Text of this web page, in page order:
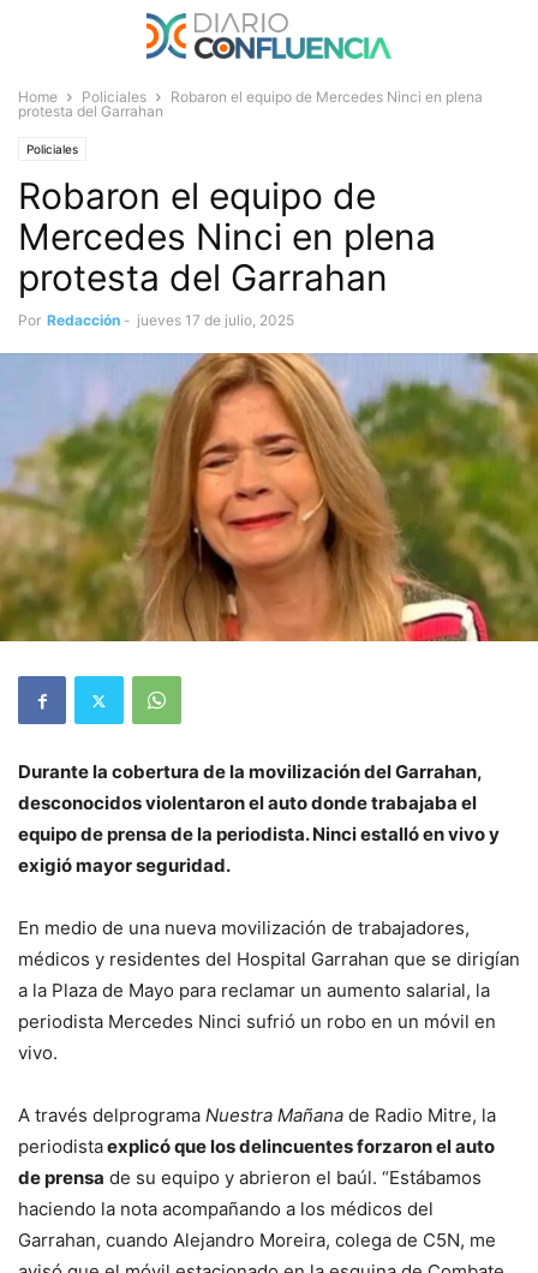
Home Policiales
Robaron el equipo de Mercedes Ninci en plena
protesta del Garrahan
Policiales
Robaron el equipo de
Mercedes Ninci en plena
protesta del Garrahan
Por Redacción - jueves 17 de julio, 2025
Durante la cobertura de la movilización del Garrahan,
desconocidos violentaron el auto donde trabajaba el
equipo de prensa de la periodista. Ninci estalló en vivo y
exigió mayor seguridad.
En medio de una nueva movilización de trabajadores,
médicos y residentes del Hospital Garrahan que se dirigían
a la Plaza de Mayo para reclamar un aumento salarial, la
periodista Mercedes Ninci sufrió un robo en un móvil en
vivo.
A través delprograma Nuestra Mañana de Radio Mitre, la
periodistaexplicó que los delincuentes forzaron el auto
de prensa de su equipo y abrieron el baúl. “Estábamos
haciendo la nota acompañando a los médicos del
Garrahan, cuando Alejandro Moreira, colega de C5N, me